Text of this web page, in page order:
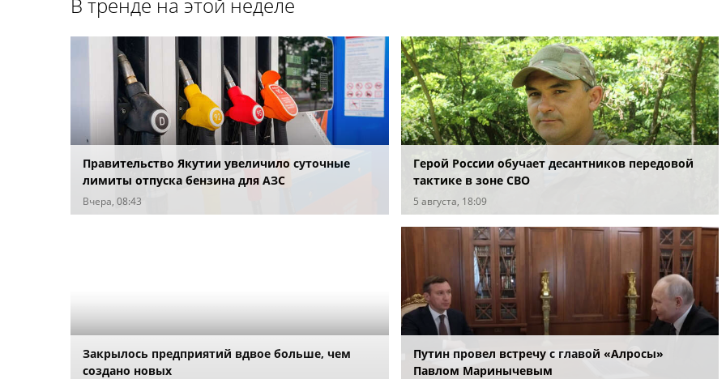
Правительство Якутии увеличило суточные
лимиты отпуска бензина для АЗС
Вчера, 08:43
Герой России обучает десантников передовой
тактике в зоне СВО
5 августа, 18:09
Закрылось предприятий вдвое больше, чем
создано новых
Путин провел встречу с главой «Алросы»
Павлом Маринычевым